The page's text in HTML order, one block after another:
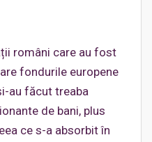
români care au fost
fondurile europene
au făcut treaba
de bani, plus
ce s-a absorbit în